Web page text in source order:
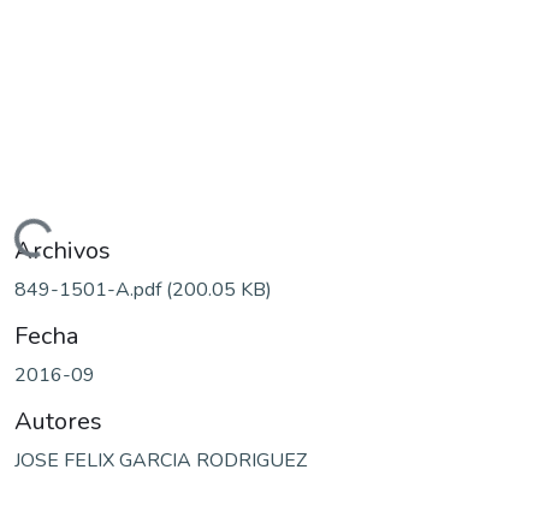
Cargando...
Archivos
849-1501-A.pdf(200.05 KB)
Fecha
2016-09
Autores
JOSE FELIX GARCIA RODRIGUEZ